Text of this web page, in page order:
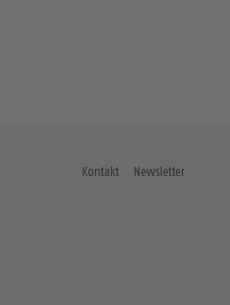
Kontakt Newsletter